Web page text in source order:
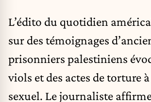
L’édito du quotidien
sur des témoignages
prisonniers palestiniens
viols et des actes de torture
sexuel. Le journaliste